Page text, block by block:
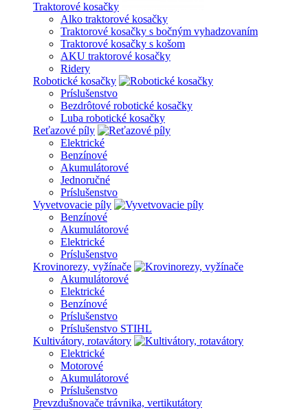
Traktorové kosačky
Alko traktorové kosačky
Traktorové kosačky s bočným vyhadzovaním
Traktorové kosačky s košom
AKU traktorové kosačky
Ridery
Robotické kosačky
Príslušenstvo
Bezdrôtové robotické kosačky
Luba robotické kosačky
Reťazové píly
Elektrické
Benzínové
Akumulátorové
Jednoručné
Príslušenstvo
Vyvetvovacie píly
Benzínové
Akumulátorové
Elektrické
Príslušenstvo
Krovinorezy, vyžínače
Akumulátorové
Elektrické
Benzínové
Príslušenstvo
Príslušenstvo STIHL
Kultivátory, rotavátory
Elektrické
Motorové
Akumulátorové
Príslušenstvo
Prevzdušnovače trávnika, vertikutátory